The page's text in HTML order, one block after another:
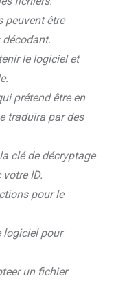
peuvent être
le logiciel et
prétend être en
traduira par des
clé de décryptage
ID.
pour le
logiciel pour
un fichier